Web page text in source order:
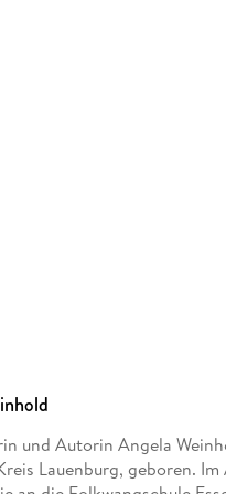
und Autorin Angela
Lauenburg, geboren. Im